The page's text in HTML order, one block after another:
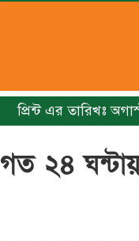
প্রিন্ট এর তারিখঃ
গত ২৪